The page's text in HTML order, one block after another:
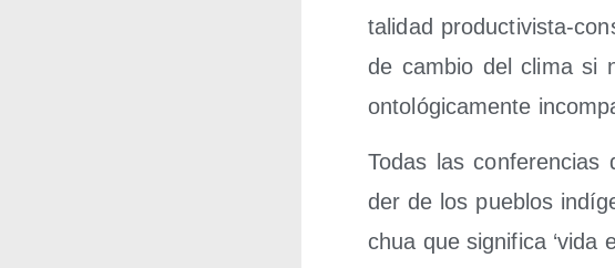
ta­li­dad pro­duc­ti­vis­ta-
de cam­bio del cli­ma si
onto­ló­gi­ca­men­te
Todas las
der de los pue­blos
chua que sig­ni­fi­ca ‘vida